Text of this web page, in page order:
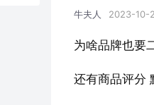
牛夫人 2023-10-
为啥品牌也要
还有商品评分